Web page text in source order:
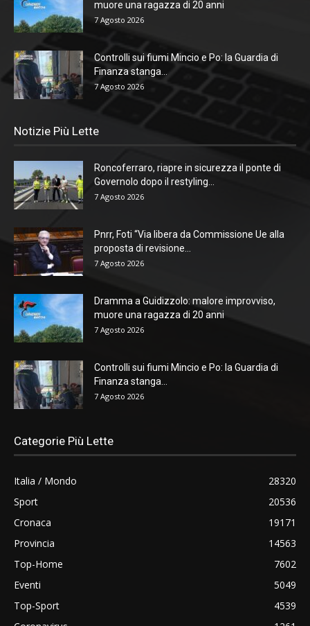
muore una ragazza di 20 anni
7 Agosto 2026
Controlli sui fiumi Mincio e Po: la Guardia di
Finanza stanga...
7 Agosto 2026
Notizie Più Lette
Roncoferraro, riapre in sicurezza il ponte di
Governolo dopo il restyling...
7 Agosto 2026
Pnrr, Foti “Via libera da Commissione Ue alla
proposta di revisione...
7 Agosto 2026
Dramma a Guidizzolo: malore improvviso,
muore una ragazza di 20 anni
7 Agosto 2026
Controlli sui fiumi Mincio e Po: la Guardia di
Finanza stanga...
7 Agosto 2026
Categorie Più Lette
Italia / Mondo
28320
Sport
20536
Cronaca
19171
Provincia
14563
Top-Home
7602
Eventi
5049
Top-Sport
4539